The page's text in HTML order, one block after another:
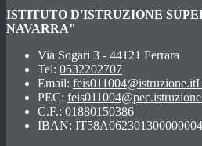
ISTITUTO D'ISTRUZIONE
NAVARRA"
Via Sogari 3 - 44121 Ferrara
Tel: 0532202707
Email: feis011004@istruzione.it
PEC:
C.F.: 01880150386
IBAN: